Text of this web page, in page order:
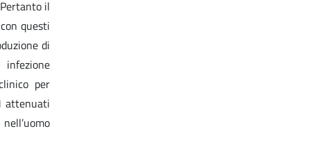
il
questi
di
per
attenuati